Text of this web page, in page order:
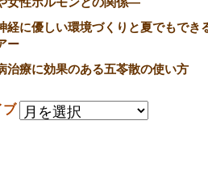
経に優しい環境づくりと夏でもでき
ー
治療に効果のある五苓散の使い方
ブ